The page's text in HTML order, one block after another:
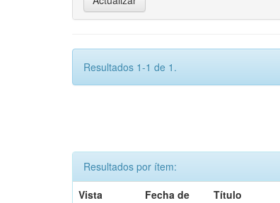
Resultados 1-1 de 1.
Resultados por ítem:
Vista
Fecha de
Título